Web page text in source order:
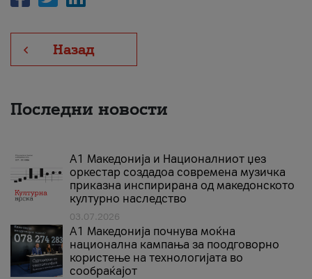
Назад
Последни новости
А1 Македонија и Националниот џез
оркестар создадоа современа музичка
приказна инспирирана од македонското
културно наследство
03.07.2026
A1 Македонија почнува моќна
национална кампања за поодговорно
користење на технологијата во
сообраќајот